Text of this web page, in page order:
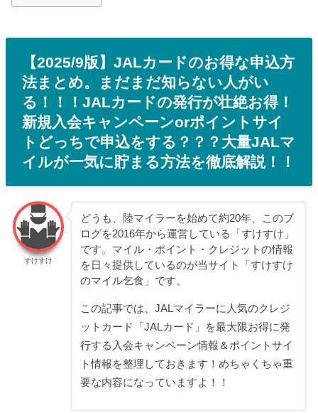
【2025/9版】JALカードのお得な申込方
法まとめ。まだまだ知らない人がい
る！！！JALカードの発行が壮絶お得！
新規入会キャンペーンorポイントサイ
トどっちで申込をする？？？大量JALマ
イルが一気に貯まる方法を徹底解説！！
すけすけ
どうも、陸マイラーを始めて約20年、このブ
ログを2016年から運営している「すけすけ」
です。マイル・ポイント・クレジットの情報
を日々提供しているのが当サイト「すけすけ
のマイル乞食」です。
この記事では、JALマイラーに人気のクレジ
ットカード「JALカード」を最大限お得に発
行する入会キャンペーン情報＆ポイントサイ
ト情報を整理しておきます！めちゃくちゃ重
要な内容になっていますよ！！